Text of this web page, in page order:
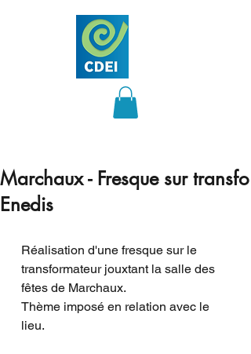
Marchaux - Fresque sur transfo
Enedis
Réalisation d'une fresque sur le
transformateur jouxtant la salle des
fêtes de Marchaux.
Thème imposé en relation avec le
lieu.